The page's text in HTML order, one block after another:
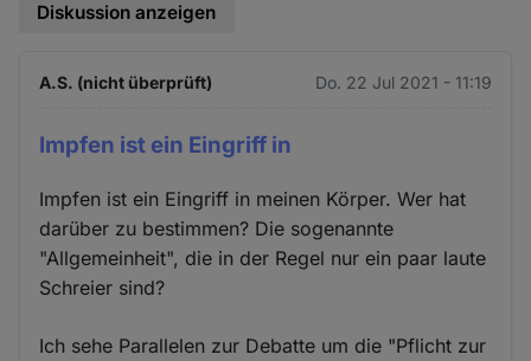
Diskussion anzeigen
A.S. (nicht überprüft) Do. 22 Jul 2021 - 11:19
Impfen ist ein Eingriff in
Impfen ist ein Eingriff in meinen Körper. Wer hat
darüber zu bestimmen? Die sogenannte
"Allgemeinheit", die in der Regel nur ein paar laute
Schreier sind?
Ich sehe Parallelen zur Debatte um die "Pflicht zur